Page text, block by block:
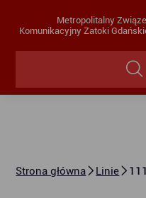
Metropolitalny
Komunikacyjny Zatoki
Strona główna Linie 111